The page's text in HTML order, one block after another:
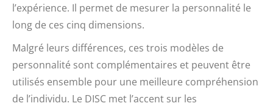
l’expérience. Il permet de mesurer la personnalité le
long de ces cinq dimensions.
Malgré leurs différences, ces trois modèles de
personnalité sont complémentaires et peuvent être
utilisés ensemble pour une meilleure compréhension
de l’individu. Le DISC met l’accent sur les